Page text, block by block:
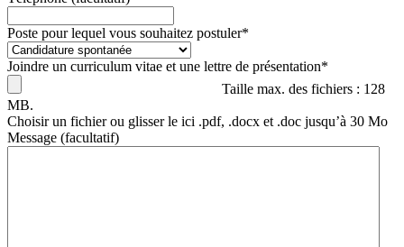
Poste pour lequel vous souhaitez postuler*
Joindre un curriculum vitae et une lettre de présentation*
Taille max. des fichiers : 128
MB.
Choisir un fichier ou glisser le ici .pdf, .docx et .doc jusqu’à 30 Mo
Message (facultatif)